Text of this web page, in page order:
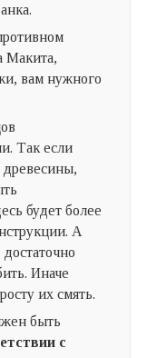
Макита,
вам нужного
Так если
древесины,
будет более
А
Иначе
их смять.
быть
с